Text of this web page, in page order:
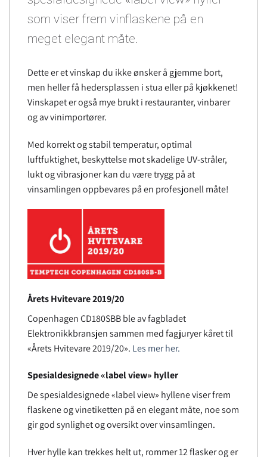
som viser frem vinflaskene på en
meget elegant måte.
Dette er et vinskap du ikke ønsker å gjemme bort,
men heller få hedersplassen i stua eller på kjøkkenet!
Vinskapet er også mye brukt i restauranter, vinbarer
og av vinimportører.
Med korrekt og stabil temperatur, optimal
luftfuktighet, beskyttelse mot skadelige UV-stråler,
lukt og vibrasjoner kan du være trygg på at
vinsamlingen oppbevares på en profesjonell måte!
Årets Hvitevare 2019/20
Copenhagen CD180SBB ble av fagbladet
Elektronikkbransjen sammen med fagjuryer kåret til
«Årets Hvitevare 2019/20». Les mer her.
Spesialdesignede «label view» hyller
De spesialdesignede «label view» hyllene viser frem
flaskene og vinetiketten på en elegant måte, noe som
gir god synlighet og oversikt over vinsamlingen.
Hver hylle kan trekkes helt ut, rommer 12 flasker og er